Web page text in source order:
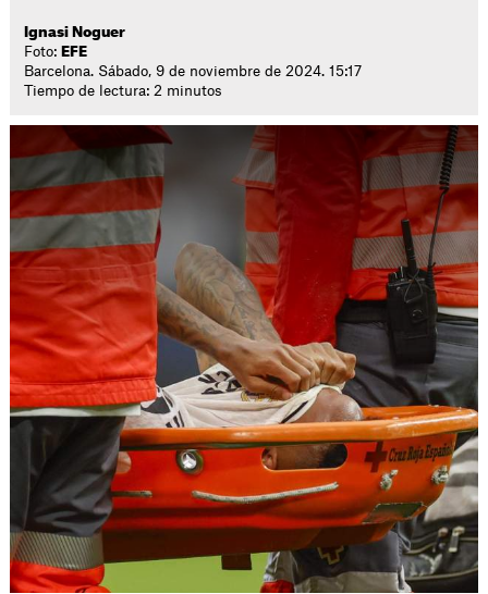
Ignasi Noguer
Foto: EFE
Barcelona. Sábado, 9 de noviembre de 2024. 15:17
Tiempo de lectura: 2 minutos